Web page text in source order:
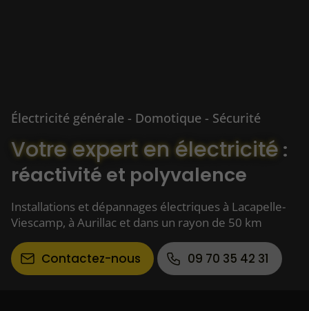
Électricité générale - Domotique - Sécurité
Votre expert en électricité :
réactivité et polyvalence
Installations et dépannages électriques à Lacapelle-
Viescamp, à Aurillac et dans un rayon de 50 km
Contactez-nous 09 70 35 42 31